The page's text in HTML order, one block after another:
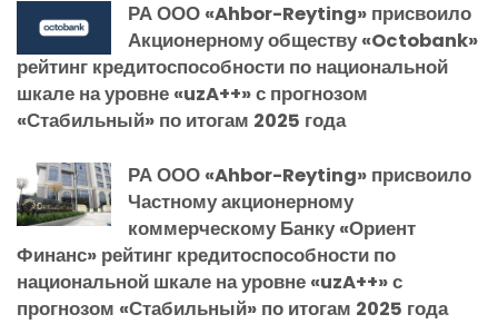
РА ООО «Ahbor-Reyting» присвоило
Акционерному обществу «Octobank»
рейтинг кредитоспособности по национальной
шкале на уровне «uzA++» с прогнозом
«Стабильный» по итогам 2025 года
РА ООО «Ahbor-Reyting» присвоило
Частному акционерному
коммерческому Банку «Ориент
Финанс» рейтинг кредитоспособности по
национальной шкале на уровне «uzA++» с
прогнозом «Стабильный» по итогам 2025 года